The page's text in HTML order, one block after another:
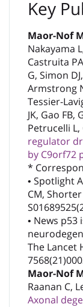
Key
Maor-Nof
Nakayama
Castruita
G, Simon
Armstrong
Tessier-
JK, Gao FB,
Petrucelli
regulator
by C9orf72
*
• Spotlight
CM,
• News
The Lancet
Maor-Nof
Raanan C,
Axonal